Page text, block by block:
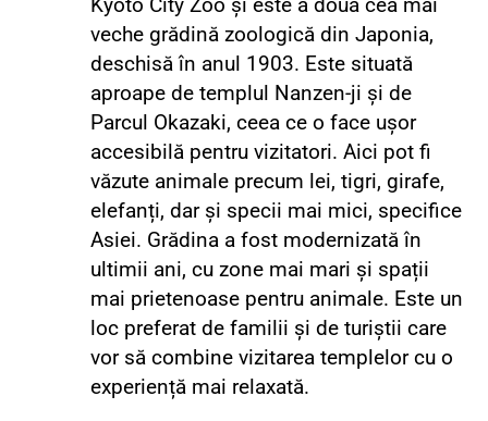
Kyoto City Zoo și este a doua cea mai
veche grădină zoologică din Japonia,
deschisă în anul 1903. Este situată
aproape de templul Nanzen-ji și de
Parcul Okazaki, ceea ce o face ușor
accesibilă pentru vizitatori. Aici pot fi
văzute animale precum lei, tigri, girafe,
elefanți, dar și specii mai mici, specifice
Asiei. Grădina a fost modernizată în
ultimii ani, cu zone mai mari și spații
mai prietenoase pentru animale. Este un
loc preferat de familii și de turiștii care
vor să combine vizitarea templelor cu o
experiență mai relaxată.